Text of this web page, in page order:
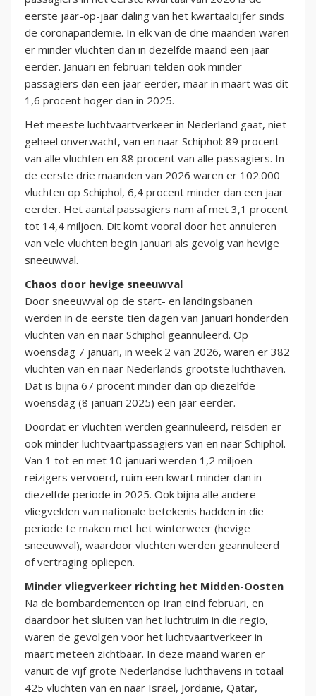
eerste jaar-op-jaar daling van het kwartaalcijfer sinds
de coronapandemie. In elk van de drie maanden waren
er minder vluchten dan in dezelfde maand een jaar
eerder. Januari en februari telden ook minder
passagiers dan een jaar eerder, maar in maart was dit
1,6 procent hoger dan in 2025.
Het meeste luchtvaartverkeer in Nederland gaat, niet
geheel onverwacht, van en naar Schiphol: 89 procent
van alle vluchten en 88 procent van alle passagiers. In
de eerste drie maanden van 2026 waren er 102.000
vluchten op Schiphol, 6,4 procent minder dan een jaar
eerder. Het aantal passagiers nam af met 3,1 procent
tot 14,4 miljoen. Dit komt vooral door het annuleren
van vele vluchten begin januari als gevolg van hevige
sneeuwval.
Chaos door hevige sneeuwval
Door sneeuwval op de start- en landingsbanen
werden in de eerste tien dagen van januari honderden
vluchten van en naar Schiphol geannuleerd. Op
woensdag 7 januari, in week 2 van 2026, waren er 382
vluchten van en naar Nederlands grootste luchthaven.
Dat is bijna 67 procent minder dan op diezelfde
woensdag (8 januari 2025) een jaar eerder.
Doordat er vluchten werden geannuleerd, reisden er
ook minder luchtvaartpassagiers van en naar Schiphol.
Van 1 tot en met 10 januari werden 1,2 miljoen
reizigers vervoerd, ruim een kwart minder dan in
diezelfde periode in 2025. Ook bijna alle andere
vliegvelden van nationale betekenis hadden in die
periode te maken met het winterweer (hevige
sneeuwval), waardoor vluchten werden geannuleerd
of vertraging opliepen.
Minder vliegverkeer richting het Midden-Oosten
Na de bombardementen op Iran eind februari, en
daardoor het sluiten van het luchtruim in die regio,
waren de gevolgen voor het luchtvaartverkeer in
maart meteen zichtbaar. In deze maand waren er
vanuit de vijf grote Nederlandse luchthavens in totaal
425 vluchten van en naar Israël, Jordanië, Qatar,